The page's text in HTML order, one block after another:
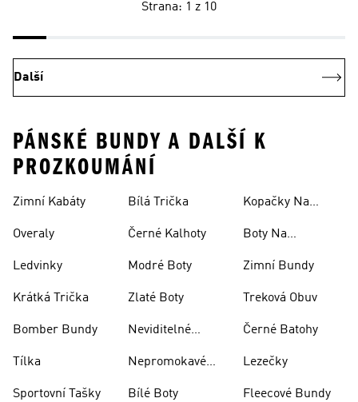
Strana: 1 z 10
Další
PÁNSKÉ BUNDY A DALŠÍ K
PROZKOUMÁNÍ
Zimní Kabáty
Overaly
Ledvinky
Krátká Trička
Bomber Bundy
Tílka
Sportovní Tašky
Bílá Trička
Černé Kalhoty
Modré Boty
Zlaté Boty
Neviditelné
Nepromokavé
Bílé Boty
Kopačky Na
Boty Na
Zimní Bundy
Treková Obuv
Černé Batohy
Lezečky
Fleecové Bundy